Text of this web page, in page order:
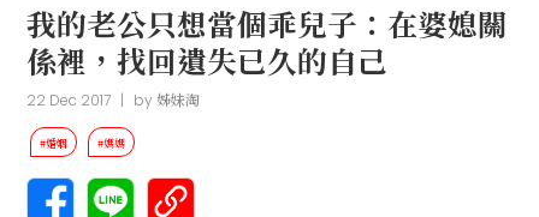
我的老公只想當個乖兒子：在婆媳關
係裡，找回遺失已久的自己
22 Dec 2017 | by 姊妹淘
#婚姻 #媽媽